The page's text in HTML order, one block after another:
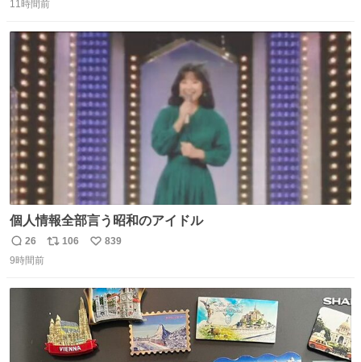
は乾燥パスタに負けます。豆腐くらいやわやわです。
信
数
11時間前
個人情報全部言う昭和のアイドル
返
信
26
リ
数
106
い
数
839
9時間前